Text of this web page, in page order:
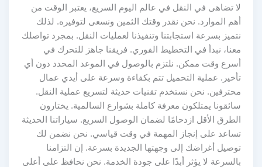
لا تضاهى في النقل في عالم اليوم السريع، يعتبر الوقت من
أهم الموارد. نحن نقدر وقتك الثمين ونسعى لتوفيره. لذلك
نتميز بسرعة استجابتنا وتنفيذنا لعمليات النقل. بمجرد تواصلك
معنا، نبدأ في التخطيط الفوري. فريقنا جاهز للتحرك في
أسرع وقت ممكن. نلتزم بالوصول في الموعد المحدد دون أي
تأخير. عملية التحميل تتم بكفاءة وسرعة على أيدي عمال
محترفين. نحن نستخدم تقنيات حديثة لتسريع عملية النقل.
سائقونا يمتلكون معرفة كاملة بشوارع السالمية. يختارون
الطرق الأقل ازدحامًا لضمان الوصول السريع. سياراتنا الحديثة
تساعد على إنجاز المهمة في وقت قياسي. نحن نضمن لك
توصيل أغراضك إلى وجهتها الجديدة بسرعة. إن التزامنا
بالسرعة لا يؤثر أبدًا على جودة الخدمة. نحن نحافظ على أعلى